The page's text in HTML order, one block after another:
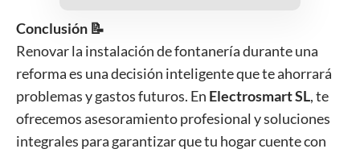
Conclusión 📝
Renovar la instalación de fontanería durante una
reforma es una decisión inteligente que te ahorrará
problemas y gastos futuros. En Electrosmart SL, te
ofrecemos asesoramiento profesional y soluciones
integrales para garantizar que tu hogar cuente con